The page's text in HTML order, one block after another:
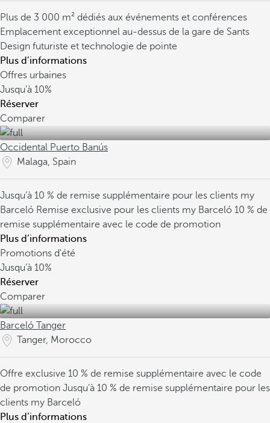
Plus de 3 000 m² dédiés aux événements et conférences
Emplacement exceptionnel au-dessus de la gare de Sants
Design futuriste et technologie de pointe
Plus d’informations
Offres urbaines
Jusqu’à 10%
Réserver
Comparer
Occidental Puerto Banús
Malaga, Spain
Jusqu’à 10 % de remise supplémentaire pour les clients my
Barceló Remise exclusive pour les clients my Barceló 10 % de
remise supplémentaire avec le code de promotion
Plus d’informations
Promotions d'été
Jusqu’à 10%
Réserver
Comparer
Barceló Tanger
Tanger, Morocco
Offre exclusive 10 % de remise supplémentaire avec le code
de promotion Jusqu’à 10 % de remise supplémentaire pour les
clients my Barceló
Plus d’informations